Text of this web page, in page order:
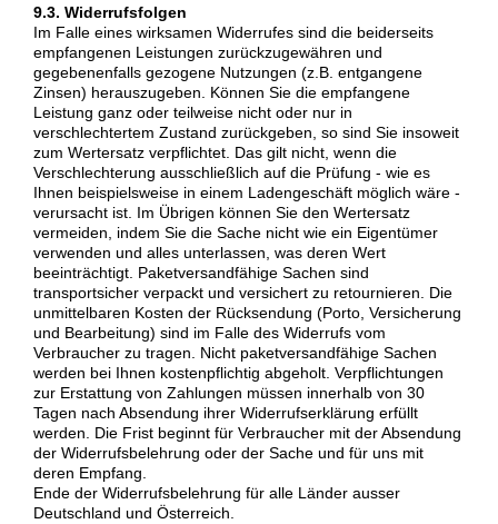
9.3. Widerrufsfolgen
Im Falle eines wirksamen Widerrufes sind die beiderseits
empfangenen Leistungen zurückzugewähren und
gegebenenfalls gezogene Nutzungen (z.B. entgangene
Zinsen) herauszugeben. Können Sie die empfangene
Leistung ganz oder teilweise nicht oder nur in
verschlechtertem Zustand zurückgeben, so sind Sie insoweit
zum Wertersatz verpflichtet. Das gilt nicht, wenn die
Verschlechterung ausschließlich auf die Prüfung - wie es
Ihnen beispielsweise in einem Ladengeschäft möglich wäre -
verursacht ist. Im Übrigen können Sie den Wertersatz
vermeiden, indem Sie die Sache nicht wie ein Eigentümer
verwenden und alles unterlassen, was deren Wert
beeinträchtigt. Paketversandfähige Sachen sind
transportsicher verpackt und versichert zu retournieren. Die
unmittelbaren Kosten der Rücksendung (Porto, Versicherung
und Bearbeitung) sind im Falle des Widerrufs vom
Verbraucher zu tragen. Nicht paketversandfähige Sachen
werden bei Ihnen kostenpflichtig abgeholt. Verpflichtungen
zur Erstattung von Zahlungen müssen innerhalb von 30
Tagen nach Absendung ihrer Widerrufserklärung erfüllt
werden. Die Frist beginnt für Verbraucher mit der Absendung
der Widerrufsbelehrung oder der Sache und für uns mit
deren Empfang.
Ende der Widerrufsbelehrung für alle Länder ausser
Deutschland und Österreich.